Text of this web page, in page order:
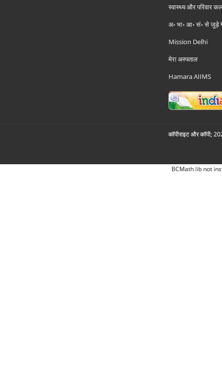
स्वास्थ्य और परिवार
अ॰ भा॰ आ॰ सं॰ से जुड़े
Mission Delhi
मेरा अस्पताल
Hamara AIIMS
कॉपीराइट और कॉपी;
BCMath lib not